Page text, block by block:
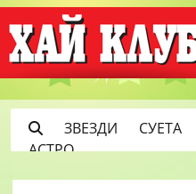
ЗВЕЗДИ СУЕТА
АСТРО